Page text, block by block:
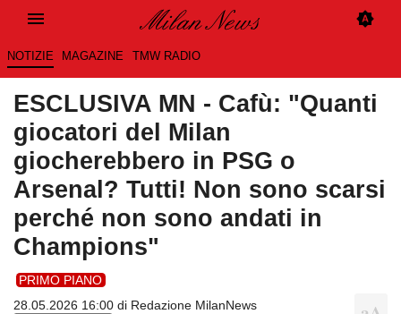
NOTIZIE MAGAZINE TMW RADIO
ESCLUSIVA MN - Cafù: "Quanti
giocatori del Milan
giocherebbero in PSG o
Arsenal? Tutti! Non sono scarsi
perché non sono andati in
Champions"
PRIMO PIANO
28.05.2026 16:00 di Redazione MilanNews